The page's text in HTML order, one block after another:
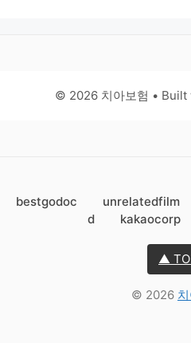
© 2026 치아보험 • Built
bestgodoc unrelatedfilm
d
kakaocorp
▲
© 2026